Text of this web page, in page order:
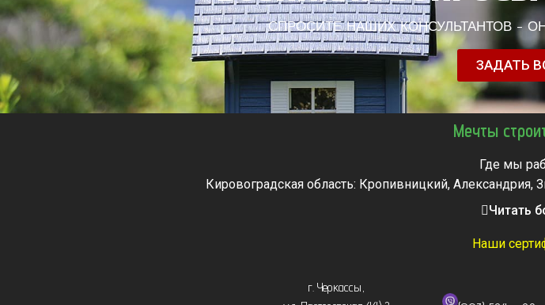
СПРОСИТЕ НАШИХ КОНСУЛЬТАНТОВ -
ЗАДАТЬ
Мечты
Где мы
Кировоградская область: Кропивницкий, Александрия,
Черкасская область: Ватутино, Городище, Жашков,
Читать
Наши
г. Черкассы,